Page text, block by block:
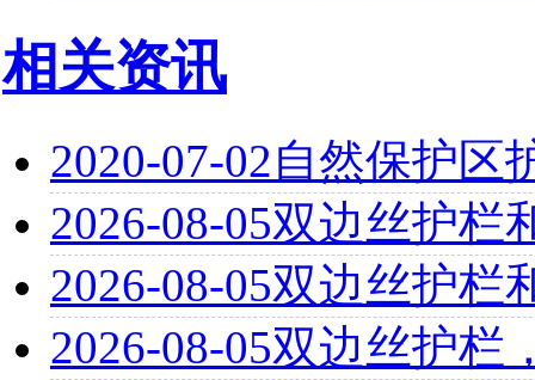
相关资讯
2020-07-02自然保护区
2026-08-05双边丝护栏
2026-08-05双边丝护栏
2026-08-05双边丝护栏